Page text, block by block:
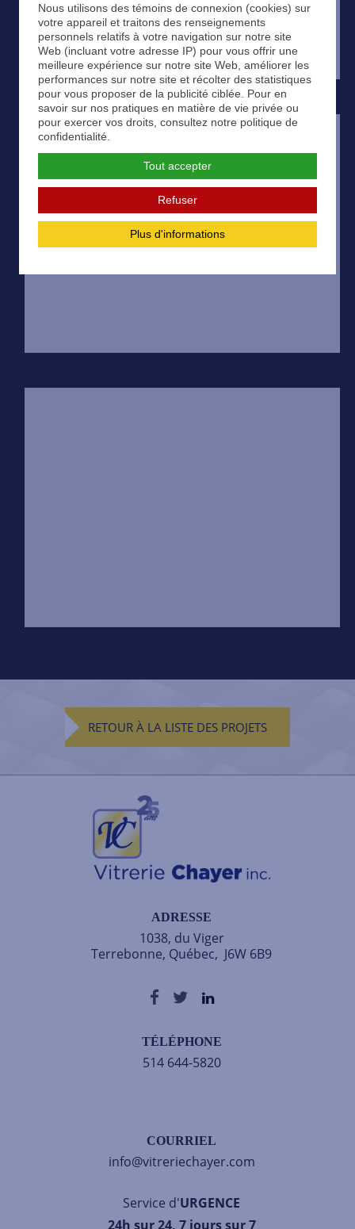
RETOUR À LA LISTE DES PROJETS
ADRESSE
1038, du Viger
Terrebonne, Québec, J6W 6B9
TÉLÉPHONE
514 644-5820
COURRIEL
info@vitreriechayer.com
Service d'URGENCE
24h sur 24, 7 jours sur 7
Nous utilisons des témoins de connexion (cookies) sur
votre appareil et traitons des renseignements
personnels relatifs à votre navigation sur notre site
Web (incluant votre adresse IP) pour vous offrir une
meilleure expérience sur notre site Web, améliorer les
performances sur notre site et récolter des statistiques
pour vous proposer de la publicité ciblée. Pour en
savoir sur nos pratiques en matière de vie privée ou
pour exercer vos droits, consultez notre politique de
confidentialité.
Tout accepter
Refuser
Plus d'informations